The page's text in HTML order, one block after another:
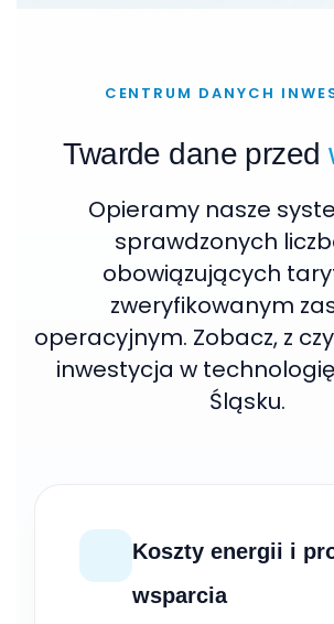
CENTRUM DANYCH
Twarde dane przed
Opieramy nasze
sprawdzonych
obowiązujących
zweryfikowanym
operacyjnym. Zobacz, z
inwestycja w
Śląsku.
Koszty energii i
wsparcia